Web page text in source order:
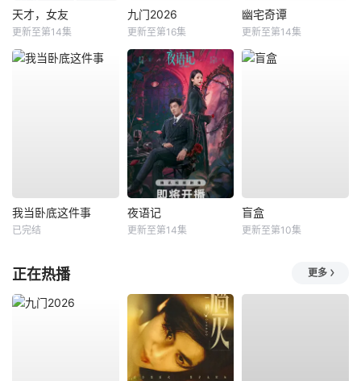
天才，女友
更新至第14集
九门2026
更新至第16集
幽宅奇谭
更新至第14集
我当卧底这件事
已完结
夜语记
更新至第14集
盲盒
更新至第10集
正在热播 更多